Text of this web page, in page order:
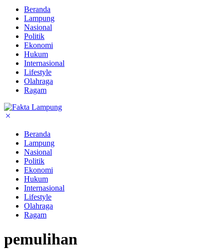
Beranda
Lampung
Nasional
Politik
Ekonomi
Hukum
Internasional
Lifestyle
Olahraga
Ragam
Beranda
Lampung
Nasional
Politik
Ekonomi
Hukum
Internasional
Lifestyle
Olahraga
Ragam
pemulihan